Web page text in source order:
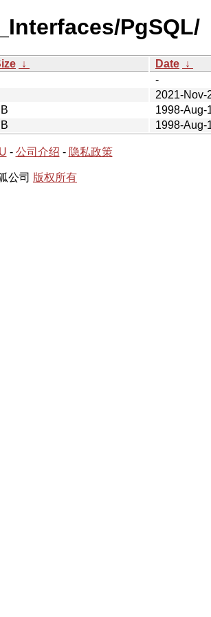
PgSQL/
↓ Date ↓
-
2021-Nov-
1998-Aug-
1998-Aug-
- 公司介绍 - 隐私政策
公司 版权所有